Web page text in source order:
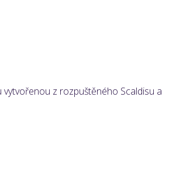
z rozpuštěného Scaldisu a